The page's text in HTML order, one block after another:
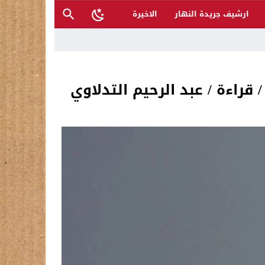
ارشيف جريدة النهار
الاخيرة
القصب… | د.عزيزجبر الساعدي
/ عبد الرحيم التدلاوي